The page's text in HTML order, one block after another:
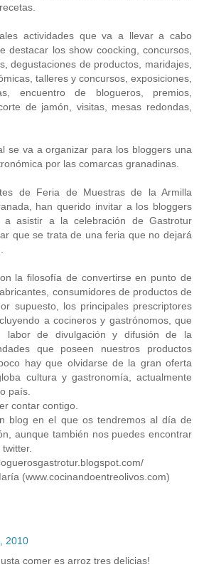
actividades que va a llevar a cabo
destacar los show coocking, concursos,
degustaciones de productos, maridajes,
talleres y concursos, exposiciones,
encuentro de blogueros, premios,
de jamón, visitas, mesas redondas,
se va a organizar para los bloggers una
por las comarcas granadinas.
de Feria de Muestras de la Armilla
han querido invitar a los bloggers
a asistir a la celebración de Gastrotur
que se trata de una feria que no dejará
la filosofía de convertirse en punto de
consumidores de productos de
supuesto, los principales prescriptores
a cocineros y gastrónomos, que
labor de divulgación y difusión de la
que poseen nuestros productos
hay que olvidarse de la gran oferta
cultura y gastronomía, actualmente
país.
contar contigo.
blog en el que os tendremos al día de
aunque también nos puedes encontrar
(www.cocinandoentreolivos.com)
2010
comer es arroz tres delicias!